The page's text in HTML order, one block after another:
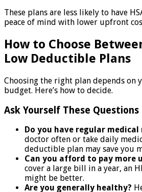
These plans are less likely to have
peace of mind with lower upfront
How to Choose
Low Deductible Plans
Choosing the right plan depends on
budget. Here’s how to decide.
Ask Yourself These Questions
Do you have regular medical
doctor often or take daily
deductible plan may save you
Can you afford to pay more
cover a large bill in a year, an
might be better.
Are you generally healthy?